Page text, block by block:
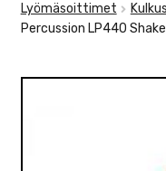
TARVIKKEET
Lyömäsoittimet
Percussion LP440